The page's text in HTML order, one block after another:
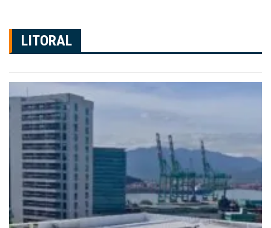
LITORAL